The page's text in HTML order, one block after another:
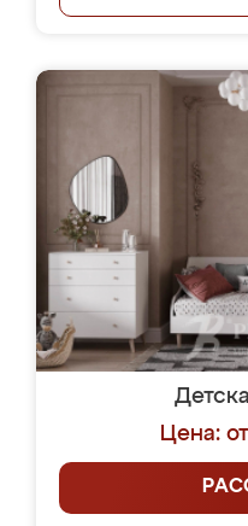
Цена: